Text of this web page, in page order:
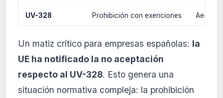
UV-328 Prohibición con exenciones
Un matiz crítico para empresas españolas: la
UE ha notificado la no aceptación
respecto al UV-328. Esto genera una
situación normativa compleja: la prohibición